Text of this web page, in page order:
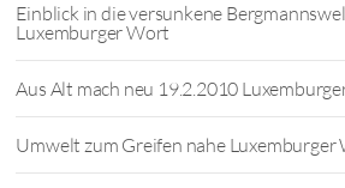
Einblick in die versunkene
Luxemburger Wort
Aus Alt mach neu 19.2.2010
Umwelt zum Greifen nahe